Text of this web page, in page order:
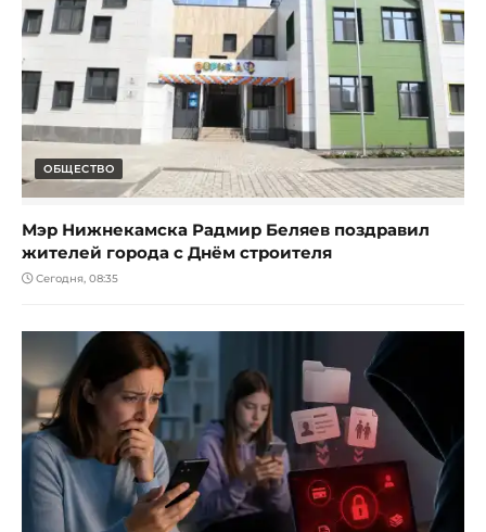
ОБЩЕСТВО
Мэр Нижнекамска Радмир Беляев поздравил
жителей города с Днём строителя
Сегодня, 08:35